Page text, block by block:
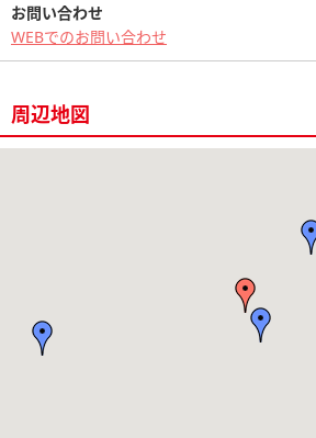
お問い合わせ
WEBでのお問い合わせ
周辺地図